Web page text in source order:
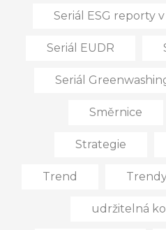
Seriál ESG reporty
Seriál EUDR
Seriál
Směrnice
Strategie
Trend
udržitelná